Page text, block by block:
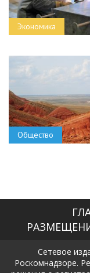
Экономика
Общество
Сетевое
Роскомнадзоре.